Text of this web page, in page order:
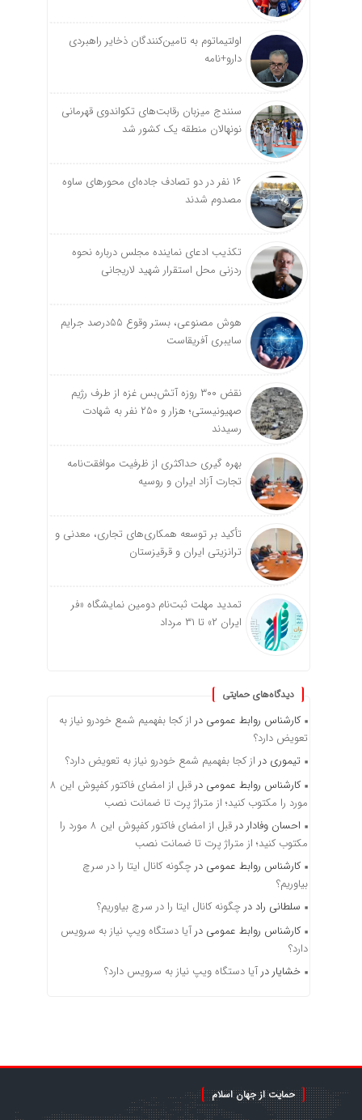
اولتیماتوم به تامین‌کنندگان ذخایر راهبردی
دارو+نامه
سنندج میزبان رقابت‌های تکواندوی قهرمانی
نونهالان منطقه یک کشور شد
۱۶ نفر در دو تصادف جاده‌ای محورهای ساوه
مصدوم شدند
تکذیب ادعای نماینده مجلس درباره نحوه
ردزنی محل استقرار شهید لاریجانی
هوش مصنوعی، بستر وقوع 55درصد جرایم
سایبری آفریقاست
نقض ۳۰۰ روزه آتش‌بس غزه از طرف رژیم
صهیونیستی؛ هزار و ۲۵۰ نفر به شهادت
رسیدند
بهره گیری حداکثری از ظرفیت موافقت‌نامه
تجارت آزاد ایران و روسیه
تأکید بر توسعه همکاری‌های تجاری، معدنی و
ترانزیتی ایران و قرقیزستان
تمدید مهلت ثبت‌نام دومین نمایشگاه «فر
ایران ۲» تا ۳۱ مرداد
دیدگاه‌های حمایتی
کارشناس روابط عمومی در از کجا بفهمیم شمع خودرو نیاز به
تعویض دارد؟
تیموری در از کجا بفهمیم شمع خودرو نیاز به تعویض دارد؟
کارشناس روابط عمومی در
قبل از امضای فاکتور کفپوش این ۸
مورد را مکتوب کنید؛ از متراژ پرت تا ضمانت نصب
احسان وفادار در
قبل از امضای فاکتور کفپوش این ۸ مورد را
مکتوب کنید؛ از متراژ پرت تا ضمانت نصب
کارشناس روابط عمومی در چگونه کانال ایتا را در سرچ
بیاوریم؟
سلطانی راد در چگونه کانال ایتا را در سرچ بیاوریم؟
کارشناس روابط عمومی در آیا دستگاه ویپ نیاز به سرویس
دارد؟
خشایار در آیا دستگاه ویپ نیاز به سرویس دارد؟
حمایت از جهان اسلام